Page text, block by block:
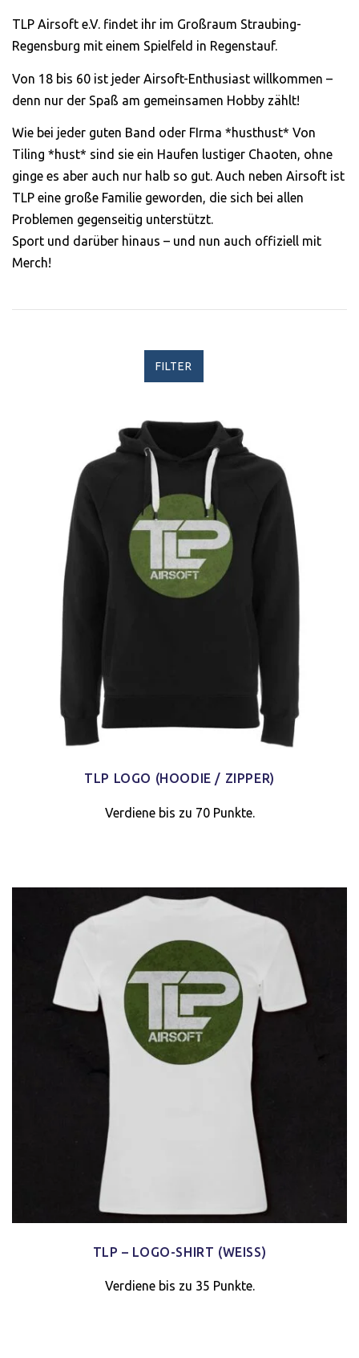
Schaut echt gut aus
und ist auch sicher
als immer nur
diese Bandshirts.
Jonas H.
TLP Airsoft e.V. findet ihr im Großraum Straubing-
Regensburg mit einem Spielfeld in Regenstauf.
Von 18 bis 60 ist jeder Airsoft-Enthusiast willkommen –
denn nur der Spaß am gemeinsamen Hobby zählt!
Wie bei jeder guten Band oder FIrma *husthust* Von
Tiling *hust* sind sie ein Haufen lustiger Chaoten, ohne
ginge es aber auch nur halb so gut. Auch neben Airsoft ist
TLP eine große Familie geworden, die sich bei allen
Problemen gegenseitig unterstützt.
Sport und darüber hinaus – und nun auch offiziell mit
Merch!
FILTER
TLP LOGO (HOODIE / ZIPPER)
Verdiene bis zu 70 Punkte.
TLP – LOGO-SHIRT (WEISS)
Verdiene bis zu 35 Punkte.